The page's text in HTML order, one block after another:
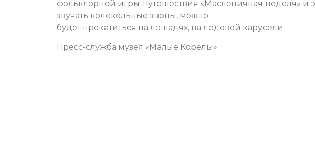
фольклорной игры-путешествия «Масленичная неделя» и
звучать колокольные звоны, можно
будет прокатиться на лошадях, на ледовой карусели.
Пресс-служба музея «Малые Корелы»